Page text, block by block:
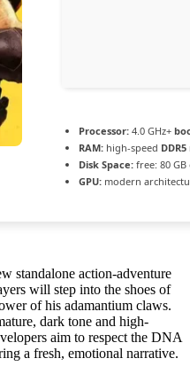
Processor: 4.0 GHz+
RAM: high-speed
Disk Space: free: 80
GPU: modern
standalone action-adventure
will step into the shoes of
of his adamantium claws.
dark tone and high-
aim to respect the DNA
a fresh, emotional narrative.